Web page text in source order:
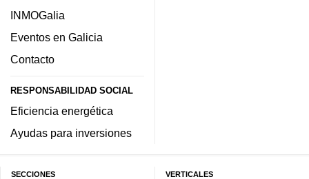
INMOGalia
Eventos en Galicia
Contacto
RESPONSABILIDAD SOCIAL
Eficiencia energética
Ayudas para inversiones
SECCIONES VERTICALES